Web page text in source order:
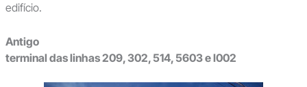
edifício.
Antigo
terminal das linhas 209, 302, 514, 5603 e I002